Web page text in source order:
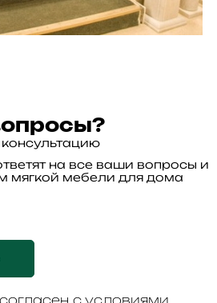
консультацию
на все ваши вопросы и
мягкой мебели для дома
с условиями